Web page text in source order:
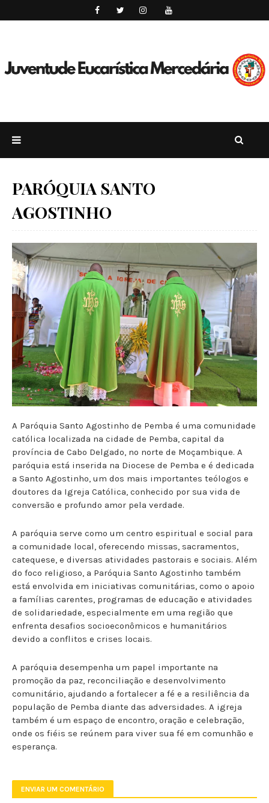
PARÓQUIA SANTO
AGOSTINHO
A Paróquia Santo Agostinho de Pemba é uma comunidade
católica localizada na cidade de Pemba, capital da
província de Cabo Delgado, no norte de Moçambique. A
paróquia está inserida na Diocese de Pemba e é dedicada
a Santo Agostinho, um dos mais importantes teólogos e
doutores da Igreja Católica, conhecido por sua vida de
conversão e profundo amor pela verdade.
A paróquia serve como um centro espiritual e social para
a comunidade local, oferecendo missas, sacramentos,
catequese, e diversas atividades pastorais e sociais. Além
do foco religioso, a Paróquia Santo Agostinho também
está envolvida em iniciativas comunitárias, como o apoio
a famílias carentes, programas de educação e atividades
de solidariedade, especialmente em uma região que
enfrenta desafios socioeconômicos e humanitários
devido a conflitos e crises locais.
A paróquia desempenha um papel importante na
promoção da paz, reconciliação e desenvolvimento
comunitário, ajudando a fortalecer a fé e a resiliência da
população de Pemba diante das adversidades. A igreja
também é um espaço de encontro, oração e celebração,
onde os fiéis se reúnem para viver sua fé em comunhão e
esperança.
ENVIAR UM COMENTÁRIO